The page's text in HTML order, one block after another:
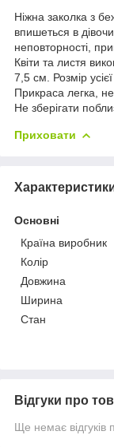
Ніжна заколка з
впишеться в
неповторності,
Квіти та листя
7,5 см. Розмір
Прикраса легка,
Не зберігати
Приховати
Основні
Країна виробник
Колір
Довжина
Ширина
Стан
Відгуки про
Ще немає відгуків